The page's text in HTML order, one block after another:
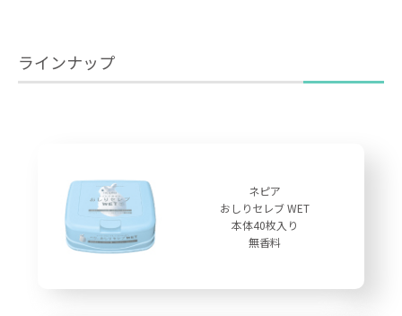
ラインナップ
ネピア
おしりセレブ WET
本体40枚入り
無香料